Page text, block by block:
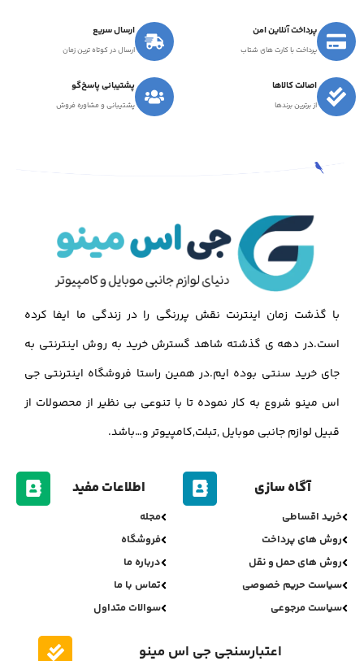
پرداخت آنلاین امن
پرداخت با کارت های شتاب
ارسال سریع
ارسال در کوتاه ترین زمان
اصالت کالاها
از برترین برندها
پشتیبانی پاسخ‌گو
پشتیبانی و مشاوره فروش
با گذشت زمان اینترنت نقش پررنگی را در زندگی ما ایفا کرده
است.در دهه ی گذشته شاهد گسترش خرید به روش اینترنتی به
جای خرید سنتی بوده ایم.در همین راستا فروشگاه اینترنتی جی
اس مینو شروع به کار نموده تا با تنوعی بی نظیر از محصولات از
قبیل لوازم جانبی موبایل ,تبلت,کامپیوتر و…باشد.
آگاه سازی
خرید اقساطی
روش های پرداخت
روش های حمل و نقل
سیاست حریم خصوصی
سیاست مرجوعی
اطلاعات مفید
مجله
فروشگاه
درباره ما
تماس با ما
سوالات متداول
اعتبارسنجی جی اس مینو